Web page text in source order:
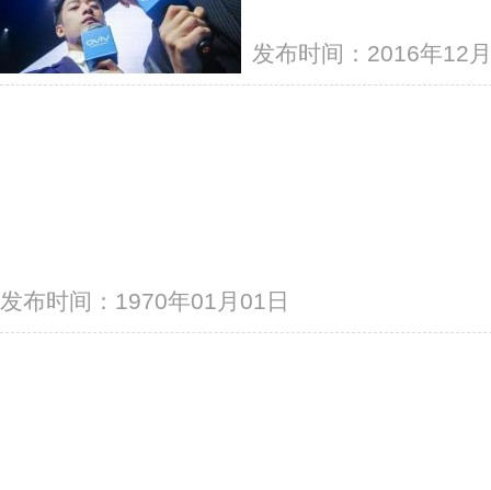
发布时间：2016年12
发布时间：1970年01月01日